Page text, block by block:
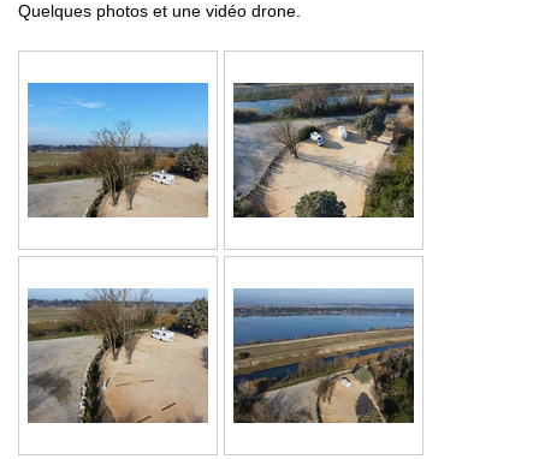
Quelques photos et une vidéo drone.